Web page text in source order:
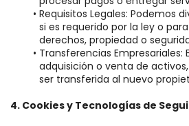
Requisitos Legales: Podemos
si es requerido por la ley o
derechos, propiedad o
Transferencias Empresariales:
adquisición o venta de
ser transferida al nuevo
4. Cookies y Tecnologías de